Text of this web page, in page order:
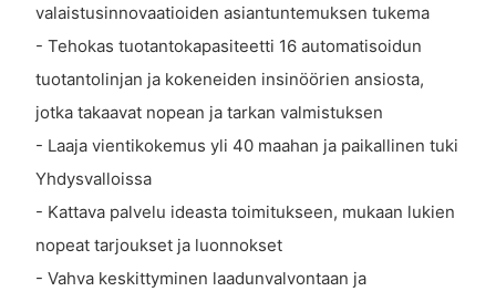
valaistusinnovaatioiden asiantuntemuksen tukema
- Tehokas tuotantokapasiteetti 16 automatisoidun
tuotantolinjan ja kokeneiden insinöörien ansiosta,
jotka takaavat nopean ja tarkan valmistuksen
- Laaja vientikokemus yli 40 maahan ja paikallinen tuki
Yhdysvalloissa
- Kattava palvelu ideasta toimitukseen, mukaan lukien
nopeat tarjoukset ja luonnokset
- Vahva keskittyminen laadunvalvontaan ja